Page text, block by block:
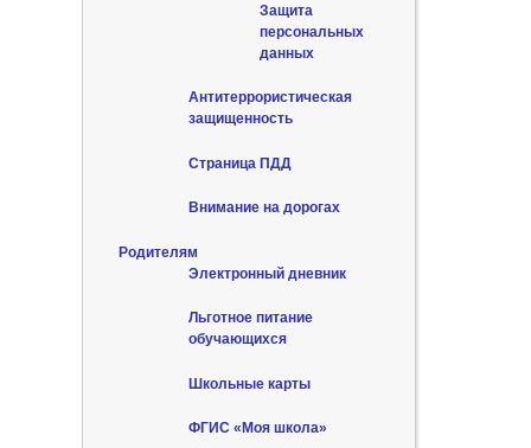
Защита
персональных
данных
Антитеррористическая
защищенность
Страница ПДД
Внимание на дорогах
Родителям
Электронный дневник
Льготное питание
обучающихся
Школьные карты
ФГИС «Моя школа»